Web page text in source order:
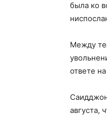
была ко
Между
ответе
августа,